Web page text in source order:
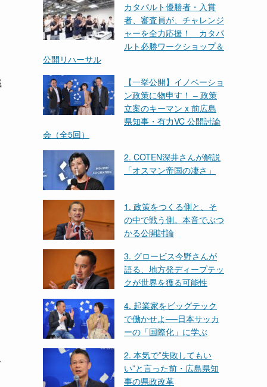
カタパルト優勝者・入賞
者、審査員が、チャレンジ
ャーを全力応援！ カタパ
ルト必勝ワークショップ＆
公開リハーサル
【一挙公開】イノベーショ
ン政策に物申す！ – 政策
立案のキーマン x 前広島
県知事・有力VC 公開討論
会（全5回）
2. COTEN深井さんが解説
「オスマン帝国の凄さ」
1. 政策をつくる側と、そ
の中で戦う側。本音でぶつ
かる公開討論
3. グロービス今野さんが
語る、地方発ディープテッ
クが世界を獲る可能性
4. 起業家をビッグテック
で働かせよ──日本サッカ
ーの「国際化」に学ぶ
2. 本気で”失敗してもい
い”と言った前・広島県知
事の県政改革